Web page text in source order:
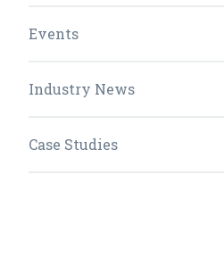
Events
Industry News
Case Studies